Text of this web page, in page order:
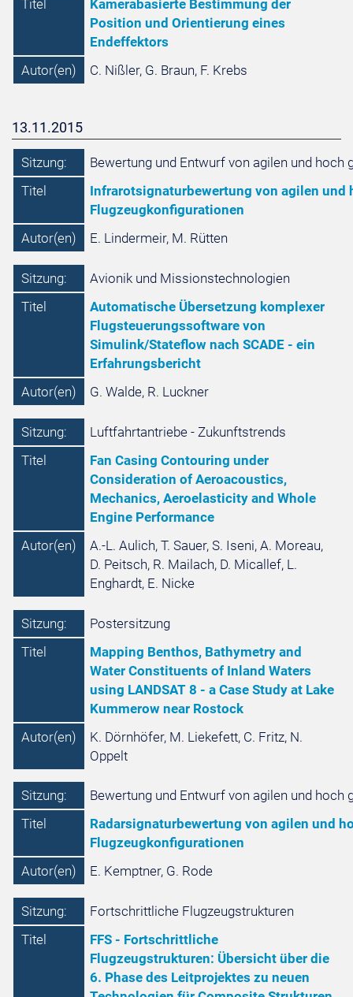
Titel
Kamerabasierte Bestimmung der
Position und Orientierung eines
Endeffektors
Autor(en)
C. Nißler, G. Braun, F. Krebs
13.11.2015
Sitzung:
Bewertung und Entwurf von agilen und
Titel
Infrarotsignaturbewertung von agilen und
Flugzeugkonfigurationen
Autor(en)
E. Lindermeir, M. Rütten
Sitzung:
Avionik und Missionstechnologien
Titel
Automatische Übersetzung komplexer
Flugsteuerungssoftware von
Simulink/Stateflow nach SCADE - ein
Erfahrungsbericht
Autor(en)
G. Walde, R. Luckner
Sitzung:
Luftfahrtantriebe - Zukunftstrends
Titel
Fan Casing Contouring under
Consideration of Aeroacoustics,
Mechanics, Aeroelasticity and Whole
Engine Performance
Autor(en)
A.-L. Aulich, T. Sauer, S. Iseni, A. Moreau,
D. Peitsch, R. Mailach, D. Micallef, L.
Enghardt, E. Nicke
Sitzung:
Postersitzung
Titel
Mapping Benthos, Bathymetry and
Water Constituents of Inland Waters
using LANDSAT 8 - a Case Study at Lake
Kummerow near Rostock
Autor(en)
K. Dörnhöfer, M. Liekefett, C. Fritz, N.
Oppelt
Sitzung:
Bewertung und Entwurf von agilen und
Titel
Radarsignaturbewertung von agilen und
Flugzeugkonfigurationen
Autor(en)
E. Kemptner, G. Rode
Sitzung:
Fortschrittliche Flugzeugstrukturen
Titel
FFS - Fortschrittliche
Flugzeugstrukturen: Übersicht über die
6. Phase des Leitprojektes zu neuen